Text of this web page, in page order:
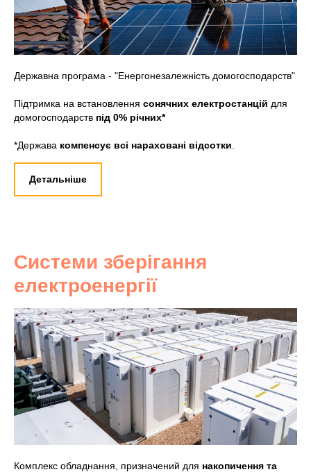
Державна програма - "Енергонезалежність домогосподарств"
Підтримка на встановлення сонячних електростанцій для
домогосподарств під 0% річних*
*Держава компенсує всі нараховані відсотки
Детальніше
Системи зберігання
електроенергії
Комплекс обладнання, призначений для накопичення та